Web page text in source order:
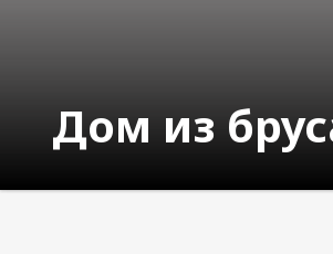
Дом из